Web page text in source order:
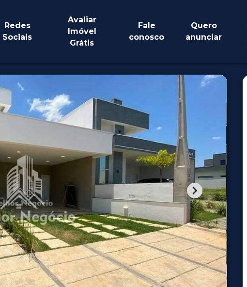
Redes
Sociais
Avaliar
Imóvel
Grátis
Fale
conosco
Quero
anunciar